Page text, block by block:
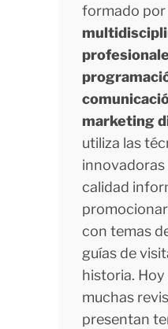
formado por
marketing
utiliza las
innovadoras
calidad
con temas
guías de
historia. Hoy
muchas
presentan